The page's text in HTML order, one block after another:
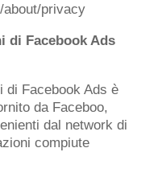
about/privacy
di Facebook Ads
di Facebook Ads è
da Faceboo,
dal network di
compiute